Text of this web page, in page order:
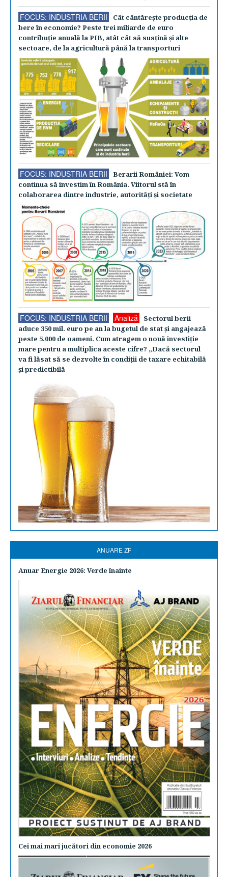
FOCUS: INDUSTRIA BERII
Cât cântăreşte producţia de
bere în economie? Peste trei miliarde de euro
contribuţie anuală la PIB, atât cât să susţină şi alte
sectoare, de la agricultură până la transporturi
FOCUS: INDUSTRIA BERII
Berarii României: Vom
continua să investim în România. Viitorul stă în
colaborarea dintre industrie, autorităţi şi societate
FOCUS: INDUSTRIA BERII Analiză
Sectorul berii
aduce 350 mil. euro pe an la bugetul de stat şi angajează
peste 5.000 de oameni. Cum atragem o nouă investiţie
mare pentru a multiplica aceste cifre? „Dacă sectorul
va fi lăsat să se dezvolte în condiţii de taxare echitabilă
şi predictibilă
ANUARE ZF
Anuar Energie 2026: Verde înainte
Cei mai mari jucători din economie 2026